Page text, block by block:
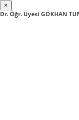
×
Dr. Öğr. Üyesi GÖKHAN